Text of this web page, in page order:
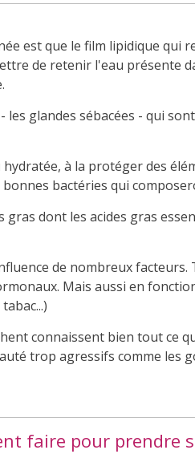
est que le film lipidique qui
de retenir l'eau présente
les glandes sébacées - qui
à la protéger des
bactéries qui
dont les acides gras
de nombreux
Mais aussi en
connaissent bien tout ce
trop agressifs comme les
faire pour prendre